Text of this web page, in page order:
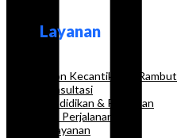
Layanan
Salon Kecantikan & Rambut
Konsultasi
Pendidikan & Pelatihan
Biro Perjalanan
Pelayanan